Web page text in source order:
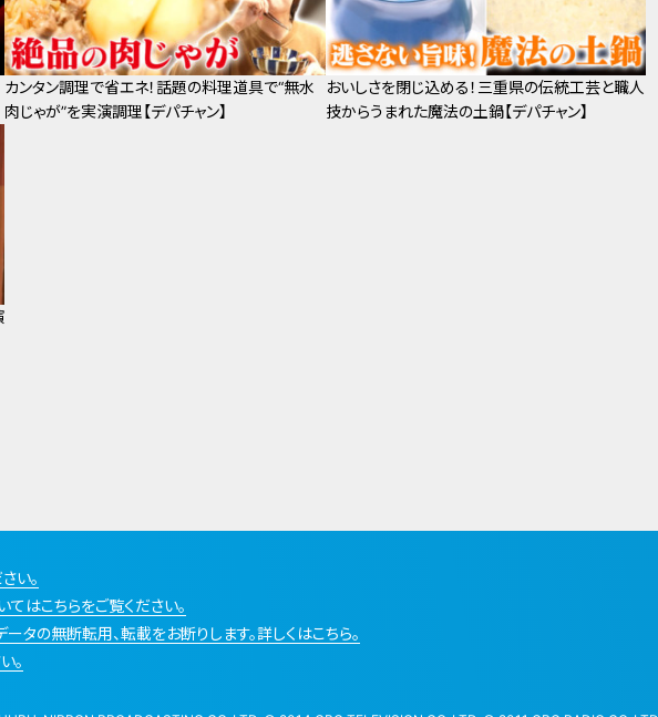
カンタン調理で省エネ！話題の料理道具で“無水
肉じゃが”を実演調理【デパチャン】
おいしさを閉じ込める！三重県の伝統工芸と職人
技からうまれた魔法の土鍋【デパチャン】
い。
はこちらをご覧ください。
タの無断転用、転載をお断りします。詳しくはこちら。
。